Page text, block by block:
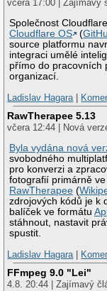
včera 17:00 | Zajímavý
Společnost Cloudflare
Cloudflare OS
(
source platformu
integraci umělé
přímo do pracovních
organizací.
Ladislav Hagara
RawTherapee 5.13
včera 12:44 | Nová
Byla vydána nová
svobodného
pro konverzi a
fotografií primárně
RawTherapee (
zdrojových kódů je k
balíček ve formátu
stáhnout, nastavit
spustit.
Ladislav Hagara
FFmpeg 9.0 "Lei"
4.8. 20:44 | Zajímavý